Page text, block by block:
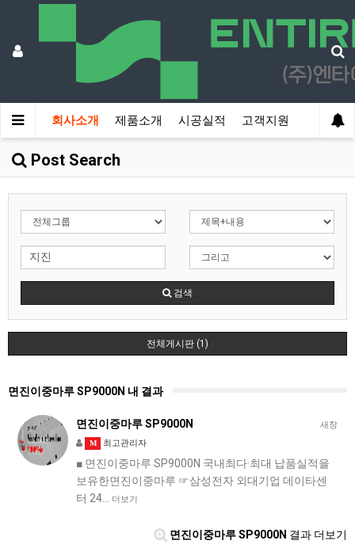
회사소개 제품소개 시공실적 고객지원
Post Search
검색
전체게시판 (1)
면진이중마루 SP9000N 내 결과
새창
면진이중마루 SP9000N
M 최고관리자
■ 면진이중마루 SP9000N 국내최다·최대 납품실적을
보유한면진이중마루 ☞삼성전자 외대기업 데이타센
터 24…
더보기
면진이중마루 SP9000N 결과 더보기